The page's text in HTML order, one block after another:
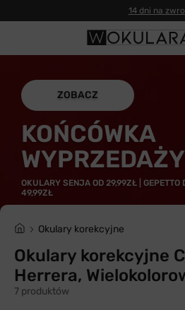
14 dni na
ZOBACZ
KOŃCÓWKA
OKULARY SENJA OD 29,99ZŁ |
49,99ZŁ
Okulary korekcyjne
Okulary korekcyjne
Herrera,
7 produktów